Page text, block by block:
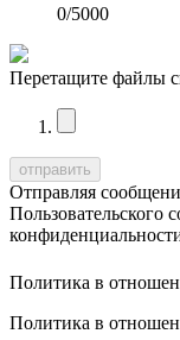
0/5000
Перетащите файлы
Отправляя
Пользовательского
Политика в
Политика в